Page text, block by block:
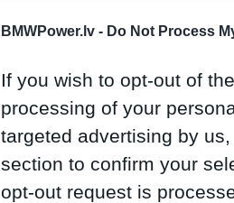
BMWPower.lv - Do Not Process
If you wish to opt-out of
processing of your
targeted advertising by
section to confirm your
opt-out request is